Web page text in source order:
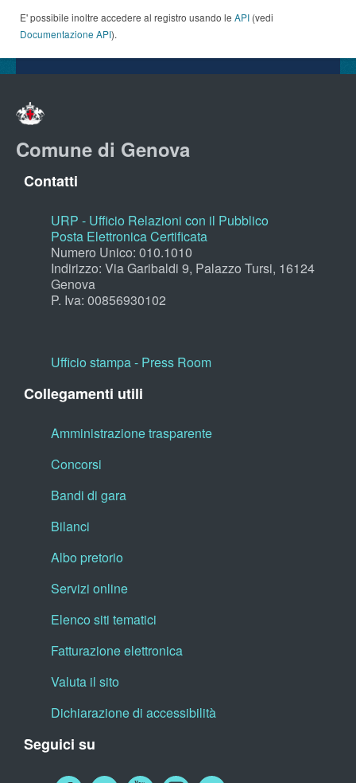
E' possibile inoltre accedere al registro usando le API (vedi
Documentazione API).
Comune di Genova
Contatti
URP - Ufficio Relazioni con il Pubblico
Posta Elettronica Certificata
Numero Unico: 010.1010
Indirizzo: Via Garibaldi 9, Palazzo Tursi, 16124
Genova
P. Iva: 00856930102
Ufficio stampa - Press Room
Collegamenti utili
Amministrazione trasparente
Concorsi
Bandi di gara
Bilanci
Albo pretorio
Servizi online
Elenco siti tematici
Fatturazione elettronica
Valuta il sito
Dichiarazione di accessibilità
Seguici su